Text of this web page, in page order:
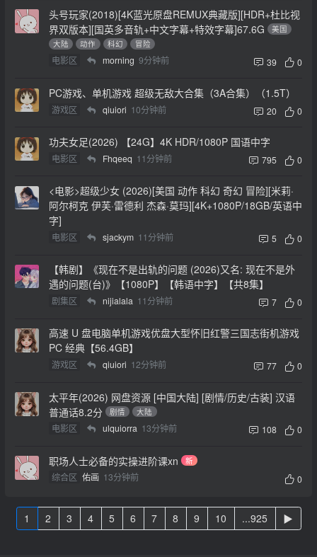
头号玩家(2018)[4K蓝光原盘REMUX典藏版][HDR+杜比视
界双版本][国英多音轨+中文字幕+特效字幕]67.6G
美国
大陆
动作 科幻 冒险
电影区 morning 9分钟前 39 0
PC游戏、单机游戏 超级无敌大合集（3A合集）（1.5T）
游戏区 qiuiori 10分钟前 20 0
功夫女足(2026) 【24G】4K HDR/1080P 国语中字
电影区 Fhqeeq 11分钟前 795 0
<电影>超级少女 (2026)[美国 动作 科幻 奇幻 冒险][米莉·
阿尔柯克 伊芙·雷德利 杰森·莫玛][4K+1080P/18GB/英语中
字]
电影区 sjackym 11分钟前 5 0
【韩剧】《现在不是出轨的问题 (2026)又名: 现在不是外
遇的问题(台)》【1080P】【韩语中字】【共8集】
剧集区 nijialala 11分钟前 7 0
高速 U 盘电脑单机游戏优盘大型怀旧红警三国志街机游戏
PC 经典【56.4GB】
游戏区 qiuiori 12分钟前 77 0
太平年(2026) 网盘资源 [中国大陆] [剧情/历史/古装] 汉语
普通话8.2分
剧情 大陆
电影区 ulquiorra 13分钟前 108 0
职场人士必备的实操进阶课xn 新
综合区 佑画 13分钟前 0
1 2 3 4 5 6 7 8 9 10 ...925 ▶